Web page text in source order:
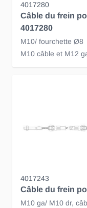
4017280
Câble du frein
4017280
M10/ fourchette Ø8
M10 câble et M12
4017243
Câble du frein
M10 ga/ M10 dr,